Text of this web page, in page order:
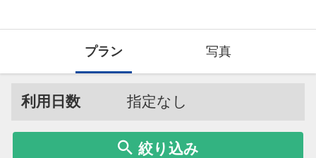
プラン 写真
利用日数 指定なし
絞り込み